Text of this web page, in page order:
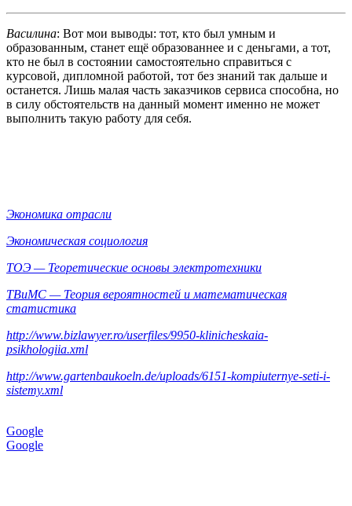
Василина: Вот мои выводы: тот, кто был умным и
образованным, станет ещё образованнее и с деньгами, а тот,
кто не был в состоянии самостоятельно справиться с
курсовой, дипломной работой, тот без знаний так дальше и
останется. Лишь малая часть заказчиков сервиса способна, но
в силу обстоятельств на данный момент именно не может
выполнить такую работу для себя.
Экономика отрасли
Экономическая социология
ТОЭ — Теоретические основы электротехники
ТВиМС — Теория вероятностей и математическая
статистика
http://www.bizlawyer.ro/userfiles/9950-klinicheskaia-
psikhologiia.xml
http://www.gartenbaukoeln.de/uploads/6151-kompiuternye-seti-i-
sistemy.xml
Google
Google